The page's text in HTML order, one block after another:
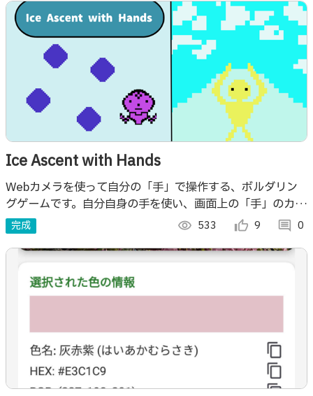
Ice Ascent with Hands
Webカメラを使って自分の「手」で操作する、ボルダリン
グゲームです。自分自身の手を使い、画面上の「手」のカー
ソルを操作して、ホールドを掴んで登ります。自分の動きが
反映され、没入感のある体験ができます。
完成 visibility 533 thumb_up_alt 9 comment 0